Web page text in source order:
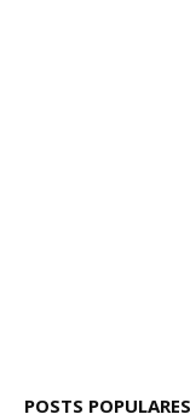
POSTS POPULARES